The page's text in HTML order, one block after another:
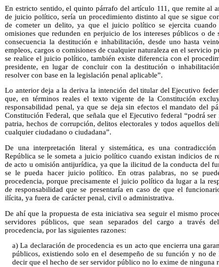
En estricto sentido, el quinto párrafo del artículo 111, que remite al
de juicio político, sería un procedimiento distinto al que se sigue
de cometer un delito, ya que el juicio político se ejercita
omisiones que redunden en perjuicio de los intereses públicos o
consecuencia la destitución e inhabilitación, desde uno hasta
empleos, cargos o comisiones de cualquier naturaleza en el servicio
se realice el juicio político, también existe diferencia con el
presidente, en lugar de concluir con la destitución o
resolver con base en la legislación penal aplicable”.
Lo anterior deja a la deriva la intención del titular del Ejecutivo
que, en términos reales el texto vigente de la Constitución
responsabilidad penal, ya que se deja sin efectos el mandato del
Constitución Federal, que señala que el Ejecutivo federal “podrá
patria, hechos de corrupción, delitos electorales y todos aquellos
cualquier ciudadano o ciudadana”.
De una interpretación literal y sistemática, es una
República se le someta a juicio político cuando existan indicios de
de acto u omisión antijurídica, ya que la ilicitud de la conducta del
se le pueda hacer juicio político. En otras palabras, no se
procedencia, porque precisamente el juicio político da lugar a la
de responsabilidad que se presentaría en caso de que el
ilícita, ya fuera de carácter penal, civil o administrativa.
De ahí que la propuesta de esta iniciativa sea seguir el mismo
servidores públicos, que sean separados del cargo a través
procedencia, por las siguientes razones:
a) La declaración de procedencia es un acto que encierra una
públicos, existiendo solo en el desempeño de su función y no de
decir que el hecho de ser servidor público no lo exime de ninguna